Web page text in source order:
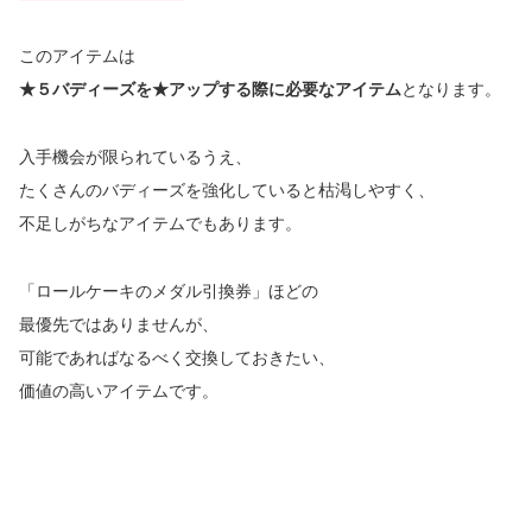
このアイテムは
★５バディーズを★アップする際に必要なアイテムとなります。
入手機会が限られているうえ、
たくさんのバディーズを強化していると枯渇しやすく、
不足しがちなアイテムでもあります。
「ロールケーキのメダル引換券」ほどの
最優先ではありませんが、
可能であればなるべく交換しておきたい、
価値の高いアイテムです。